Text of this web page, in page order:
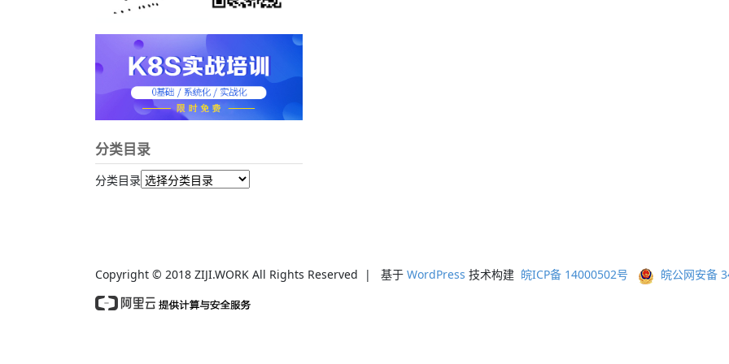
分类目录
分类目录
Copyright © 2018 ZIJI.WORK All Rights Reserved | 基于 WordPress 技术构建 皖ICP备 14000502号 皖公网安备